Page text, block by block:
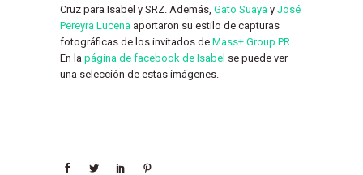
Cruz para Isabel y SRZ. Además, Gato Suaya y José
Pereyra Lucena aportaron su estilo de capturas
fotográficas de los invitados de Mass+ Group PR
En la página de facebook de Isabel se puede ver
una selección de estas imágenes.